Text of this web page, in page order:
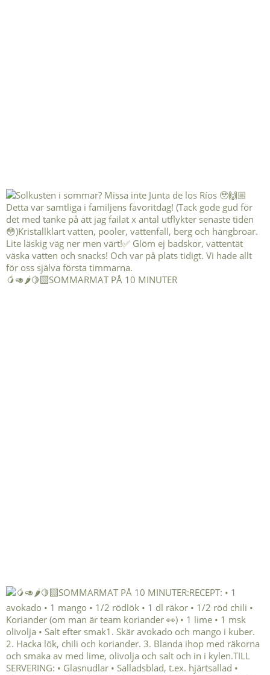
🥭🥑🌶️🍋‍🟩SOMMARMAT PÅ 10 MINUTER